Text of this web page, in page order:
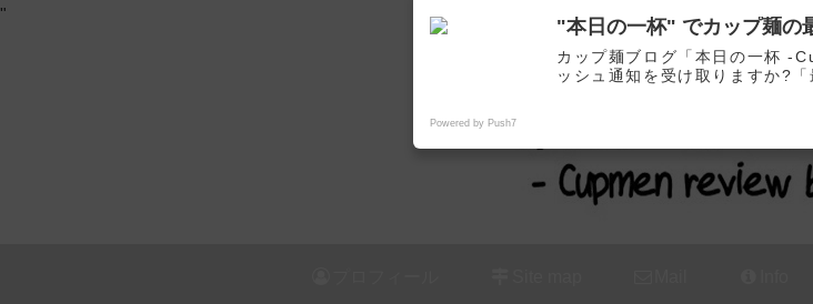
"
カップ麺の新商品をレビュー / ア
"本日の一杯" でカップ麺の
カップ麺ブログ「本日の一杯 -
ッシュ通知を受け取りますか?
Powered by Push7